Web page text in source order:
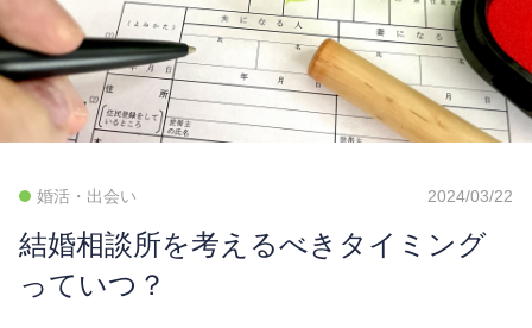
婚活・出会い 2024/03/22
結婚相談所を考えるべきタイミング
っていつ？